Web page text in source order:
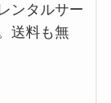
ンタルサー
送料も無